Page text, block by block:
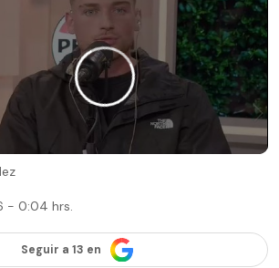
- 0:04 hrs.
Seguir a 13 en